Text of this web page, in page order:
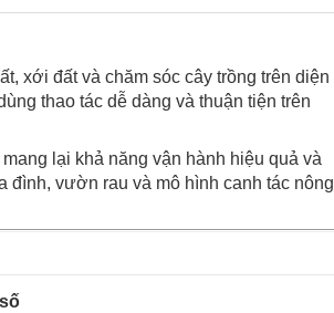
xới đất và chăm sóc cây trồng trên diện
thao tác dễ dàng và thuận tiện trên
lại khả năng vận hành hiệu quả và
đình, vườn rau và mô hình canh tác nông